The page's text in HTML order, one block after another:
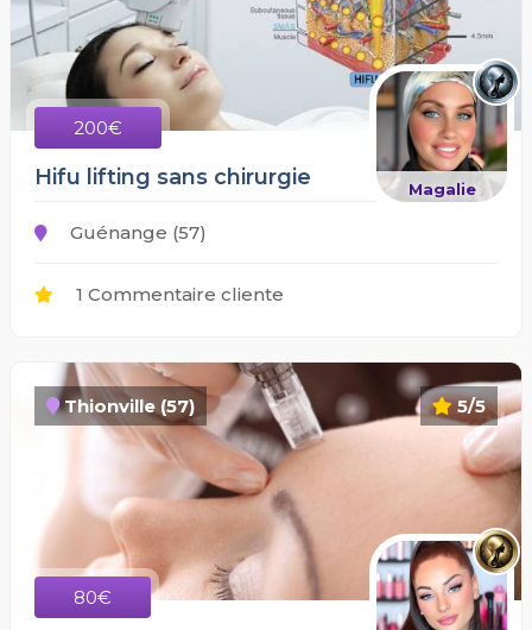
200€
Magalie
Hifu lifting sans chirurgie
Guénange (57)
1 Commentaire cliente
5/5
Thionville (57)
80€